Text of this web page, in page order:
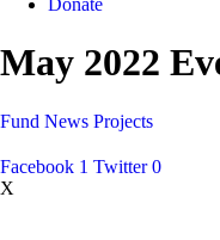
Donate
May 2022
Fund News Projects
Facebook 1 Twitter 0
X